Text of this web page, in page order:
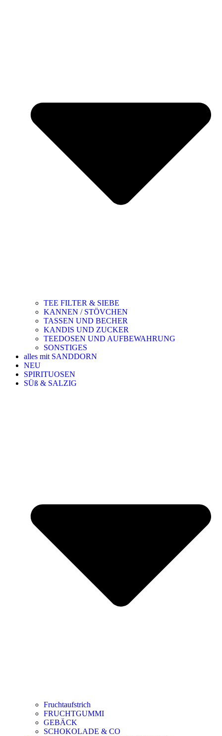
TEE FILTER & SIEBE
KANNEN / STÖVCHEN
TASSEN UND BECHER
KANDIS UND ZUCKER
TEEDOSEN UND AUFBEWAHRUNG
SONSTIGES
alles mit SANDDORN
NEU
SPIRITUOSEN
SÜß & SALZIG
Fruchtaufstrich
FRUCHTGUMMI
GEBÄCK
SCHOKOLADE & CO